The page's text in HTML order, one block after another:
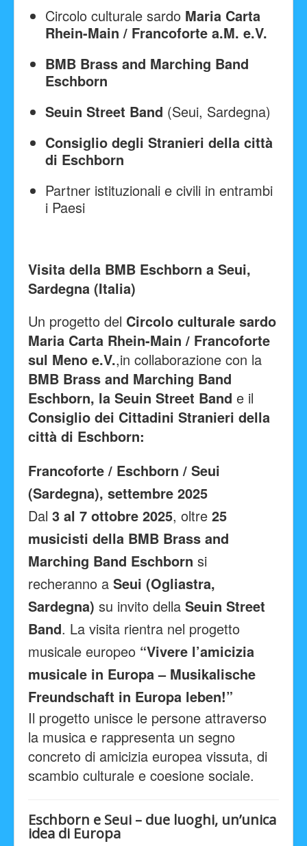
Circolo culturale sardo Maria Carta
Rhein-Main / Francoforte a.M. e.V.
BMB Brass and Marching Band
Eschborn
Seuin Street Band (Seui, Sardegna)
Consiglio degli Stranieri della città
di Eschborn
Partner istituzionali e civili in entrambi
i Paesi
Visita della BMB Eschborn a Seui,
Sardegna (Italia)
Un progetto del Circolo culturale sardo
Maria Carta Rhein-Main / Francoforte
sul Meno e.V.,in collaborazione con la
BMB Brass and Marching Band
Eschborn, la Seuin Street Band e il
Consiglio dei Cittadini Stranieri della
città di Eschborn:
Francoforte / Eschborn / Seui
(Sardegna), settembre 2025
Dal 3 al 7 ottobre 2025, oltre 25
musicisti della BMB Brass and
Marching Band Eschborn si
recheranno a Seui (Ogliastra,
Sardegna) su invito della Seuin Street
Band. La visita rientra nel progetto
musicale europeo “Vivere l’amicizia
musicale in Europa – Musikalische
Freundschaft in Europa leben!”
Il progetto unisce le persone attraverso
la musica e rappresenta un segno
concreto di amicizia europea vissuta, di
scambio culturale e coesione sociale.
Eschborn e Seui – due luoghi, un’unica
idea di Europa